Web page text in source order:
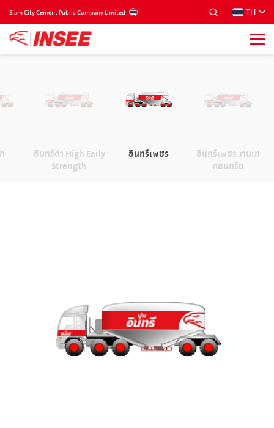
Siam City Cement Public Company Limited TH
อินทรีดำ High Early
Strength
อินทรีเพชร
อินทรีเพชร งานเท
คอนกรีต